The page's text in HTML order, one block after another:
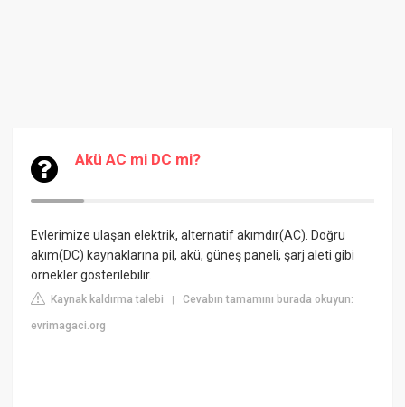
Akü AC mi DC mi?
Evlerimize ulaşan elektrik, alternatif akımdır(AC). Doğru
akım(DC) kaynaklarına pil, akü, güneş paneli, şarj aleti gibi
örnekler gösterilebilir.
Kaynak kaldırma talebi |Cevabın tamamını burada okuyun:
evrimagaci.org